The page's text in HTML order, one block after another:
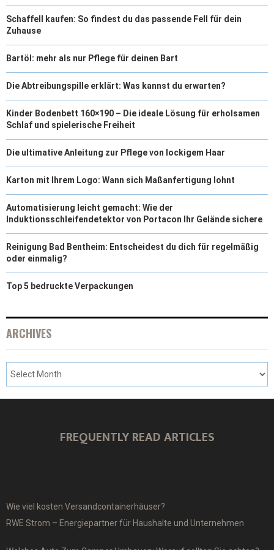
Schaffell kaufen: So findest du das passende Fell für dein
Zuhause
Bartöl: mehr als nur Pflege für deinen Bart
Die Abtreibungspille erklärt: Was kannst du erwarten?
Kinder Bodenbett 160×190 – Die ideale Lösung für erholsamen
Schlaf und spielerische Freiheit
Die ultimative Anleitung zur Pflege von lockigem Haar
Karton mit Ihrem Logo: Wann sich Maßanfertigung lohnt
Automatisierung leicht gemacht: Wie der
Induktionsschleifendetektor von Portacon Ihr Gelände sichere
Reinigung Bad Bentheim: Entscheidest du dich für regelmäßig
oder einmalig?
Top 5 bedruckte Verpackungen
ARCHIVES
FREQUENTLY READ ARTICLES
Wie viel kosten Versandcontainerhäuser?
RWE Strom – Energiepartner für Haushalte und Unternehmen